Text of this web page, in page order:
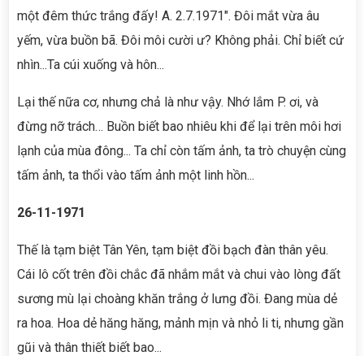
một đêm thức trắng đấy! A. 2.7.1971". Đôi mắt vừa âu
yếm, vừa buồn bã. Đôi môi cười ư? Không phải. Chỉ biết cứ
nhìn...Ta cúi xuống và hôn...
Lại thế nữa cơ, nhưng chả là như vậy. Nhớ lắm P. ơi, và
đừng nỡ trách… Buồn biết bao nhiêu khi để lại trên môi hơi
lạnh của mùa đông... Ta chỉ còn tấm ảnh, ta trò chuyện cùng
tấm ảnh, ta thổi vào tấm ảnh một linh hồn...
26-11-1971
Thế là tạm biệt Tân Yên, tạm biệt đồi bạch đàn thân yêu.
Cái lô cốt trên đồi chắc đã nhắm mắt và chui vào lòng đất
sương mù lại choàng khăn trắng ở lưng đồi. Đang mùa dẻ
ra hoa. Hoa dẻ hăng hăng, mảnh mịn và nhỏ li ti, nhưng gần
gũi và thân thiết biết bao...